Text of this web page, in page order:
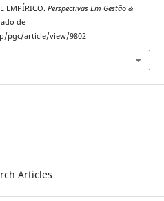
EMPÍRICO. Perspectivas Em Gestão &
de
pgc/article/view/9802
Articles